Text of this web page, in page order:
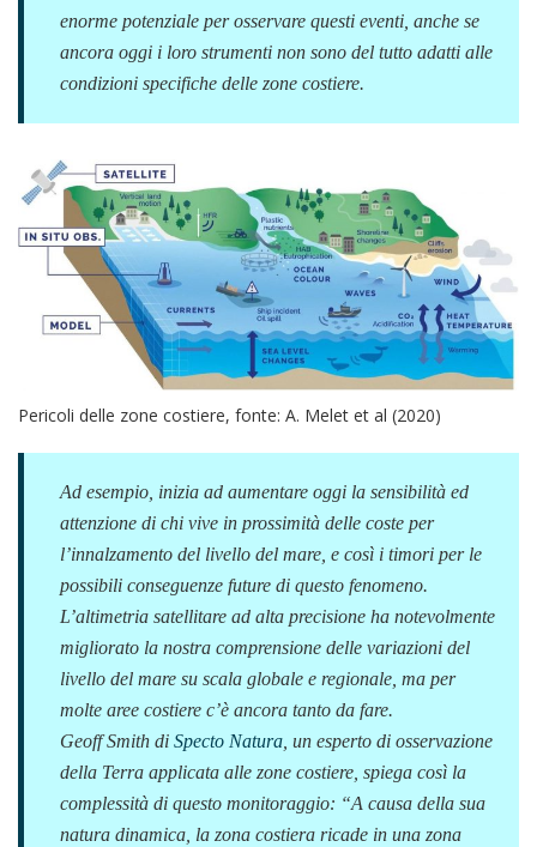
enorme potenziale per osservare questi eventi, anche se
ancora oggi i loro strumenti non sono del tutto adatti alle
condizioni specifiche delle zone costiere.
Pericoli delle zone costiere, fonte: A. Melet et al (2020)
Ad esempio, inizia ad aumentare oggi la sensibilità ed
attenzione di chi vive in prossimità delle coste per
l’innalzamento del livello del mare, e così i timori per le
possibili conseguenze future di questo fenomeno.
L’altimetria satellitare ad alta precisione ha notevolmente
migliorato la nostra comprensione delle variazioni del
livello del mare su scala globale e regionale, ma per
molte aree costiere c’è ancora tanto da fare.
Geoff Smith di Specto Natura , un esperto di osservazione
della Terra applicata alle zone costiere, spiega così la
complessità di questo monitoraggio: “A causa della sua
natura dinamica, la zona costiera ricade in una zona